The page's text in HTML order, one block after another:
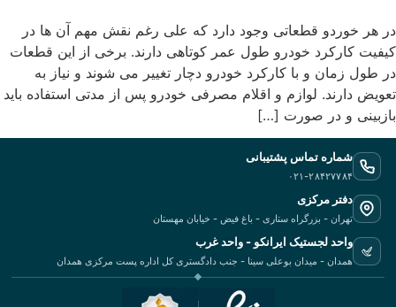
‬در هر خوردو قطعاتی وجود دارد که علی رغم نقش مهم آن ها در
کیفیت کارکرد خودرو طول عمر کوتاهی دارند. برخی از این قطعات
در طول زمان و با کارکرد خودرو دچار تغییر می شوند و نیاز به
تعویض دارند. لوازم و اقلام مصرفی خودرو پس از مدتی استفاده باید
بازبینی و در صورت […]
شماره تماس پشتیبانی
۰۲۱-۲۸۴۲۷۷۸۴
دفتر مرکزی
تهران - بزرگراه ستاری - باغ فیض - خیابان مهستان
واحد لجستیک ایرانکو - واحد غرب
همدان - میدان بوعلی سینا - جنب دادگستری کل اداره پست مرکزی همدان